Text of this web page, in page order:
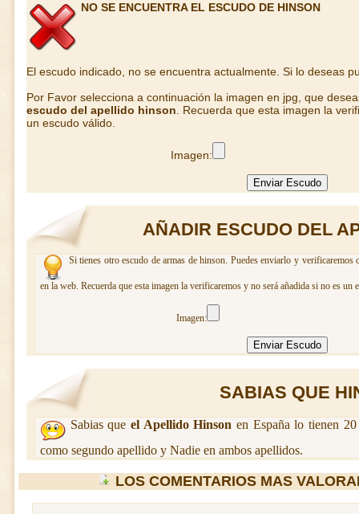
NO SE ENCUENTRA EL ESCUDO DE HINSON
El escudo indicado, no se encuentra actualmente. Si lo deseas
Por Favor selecciona a continuación la imagen en jpg, que
escudo del apellido hinson . Recuerda que esta imagen la
un escudo válido.
Imagen:
AÑADIR ESCUDO DEL
Si tienes otro escudo de armas de hinson. Puedes enviarlo y
en la web. Recuerda que esta imagen la verificaremos y no será añadida si no es un
Imagen:
SABIAS QUE
Sabias que el Apellido Hinson en España lo tienen
como segundo apellido y Nadie en ambos apellidos.
LOS COMENTARIOS MAS